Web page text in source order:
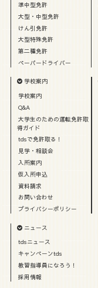
準中型免許
大型・中型免許
けん引免許
大型特殊免許
第二種免許
ペーパードライバー
学校案内
学校案内
Q&A
大学生のための運転免許取
得ガイド
tdsで免許取る！
見学・相談会
入所案内
仮入所申込
資料請求
お問い合わせ
プライバシーポリシー
ニュース
tdsニュース
キャンペーンtds
教習指導員になろう！
採用情報